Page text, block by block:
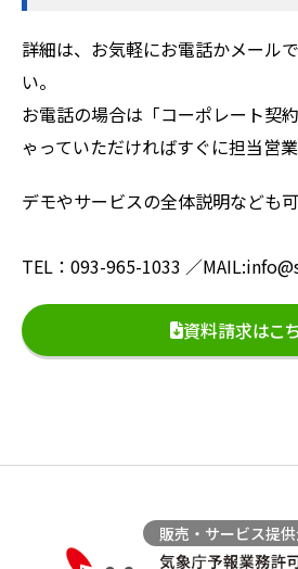
詳細は、お気軽にお電話かメール
い。
お電話の場合は「コーポレート契
ゃっていただければすぐに担当営業
デモやサービスの全体説明なども可
TEL：093-965-1033 ／
資料請求はこ
販売・サービス提